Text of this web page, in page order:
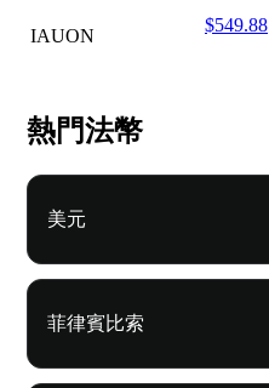
IAUON
$549.88
熱門法幣
美元
菲律賓比索